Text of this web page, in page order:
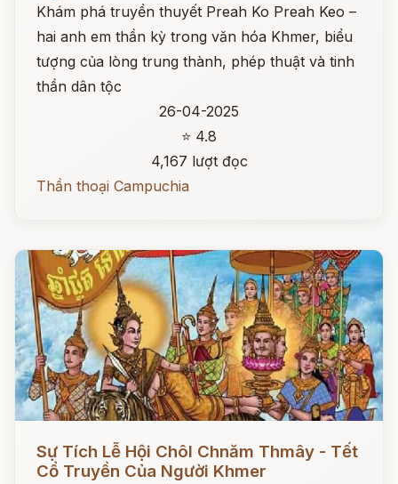
Khám phá truyền thuyết Preah Ko Preah Keo –
hai anh em thần kỳ trong văn hóa Khmer, biểu
tượng của lòng trung thành, phép thuật và tinh
thần dân tộc
26-04-2025
⭐ 4.8
4,167 lượt đọc
Thần thoại Campuchia
Sự Tích Lễ Hội Chôl Chnăm Thmây - Tết
Cổ Truyền Của Người Khmer